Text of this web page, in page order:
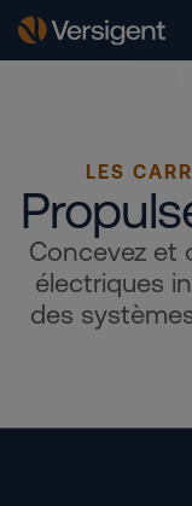
LES
Concevez et
électriques
des